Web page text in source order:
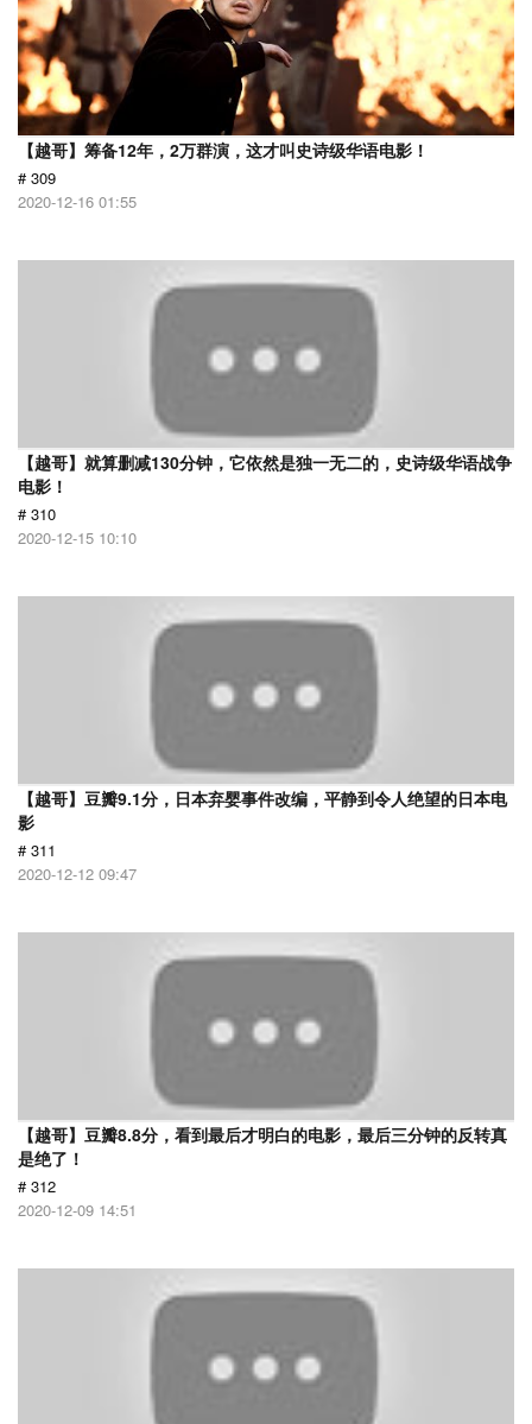
【越哥】筹备12年，2万群演，这才叫史诗级华语电影！
# 309
2020-12-16 01:55
【越哥】就算删减130分钟，它依然是独一无二的，史诗级华语战争
电影！
# 310
2020-12-15 10:10
【越哥】豆瓣9.1分，日本弃婴事件改编，平静到令人绝望的日本电
影
# 311
2020-12-12 09:47
【越哥】豆瓣8.8分，看到最后才明白的电影，最后三分钟的反转真
是绝了！
# 312
2020-12-09 14:51